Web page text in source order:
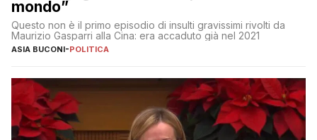
mondo”
Questo non è il primo episodio di insulti gravissimi rivolti da
Maurizio Gasparri alla Cina: era accaduto già nel 2021
ASIA BUCONI-POLITICA